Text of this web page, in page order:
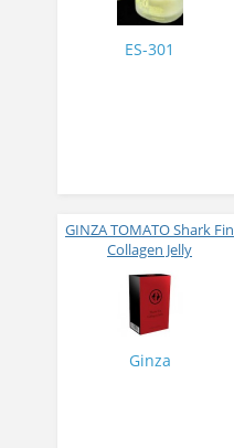
ES-301
GINZA TOMATO Shark Fin
Collagen Jelly
Коллагеновое желе из
плавников голубой
акулы со вкусом манго
№ 14
Ginza